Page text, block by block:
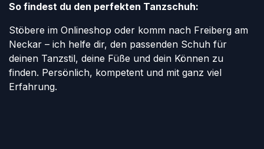
So findest du den perfekten Tanzschuh:
Stöbere im Onlineshop oder komm nach Freiberg am
Neckar – ich helfe dir, den passenden Schuh für
deinen Tanzstil, deine Füße und dein Können zu
finden. Persönlich, kompetent und mit ganz viel
Erfahrung.